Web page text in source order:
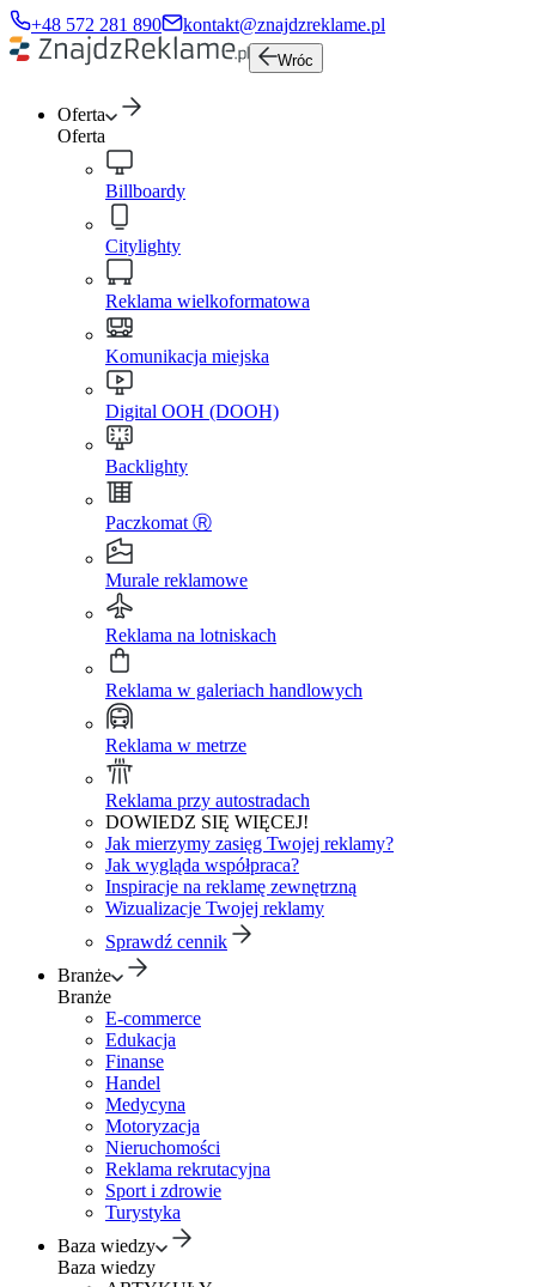
+48 572 281 890 kontakt@znajdzreklame.pl
Wróc
Oferta
Oferta
Billboardy
Citylighty
Reklama wielkoformatowa
Komunikacja miejska
Digital OOH (DOOH)
Backlighty
Paczkomat Ⓡ
Murale reklamowe
Reklama na lotniskach
Reklama w galeriach handlowych
Reklama w metrze
Reklama przy autostradach
DOWIEDZ SIĘ WIĘCEJ!
Jak mierzymy zasięg Twojej reklamy?
Jak wygląda współpraca?
Inspiracje na reklamę zewnętrzną
Wizualizacje Twojej reklamy
Sprawdź cennik
Branże
Branże
E-commerce
Edukacja
Finanse
Handel
Medycyna
Motoryzacja
Nieruchomości
Reklama rekrutacyjna
Sport i zdrowie
Turystyka
Baza wiedzy
Baza wiedzy